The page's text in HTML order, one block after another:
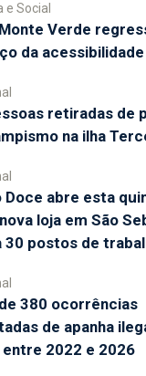
e Social
Verde
da acessibilidade
retiradas de
na ilha
Doce abre esta
loja em São
30 postos de
380 ocorrências
de apanha
entre 2022 e 2026